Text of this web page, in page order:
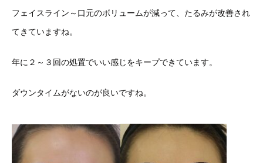
フェイスライン～口元のボリュームが減って、たるみが改善され
てきていますね。
年に２～３回の処置でいい感じをキープできています。
ダウンタイムがないのが良いですね。